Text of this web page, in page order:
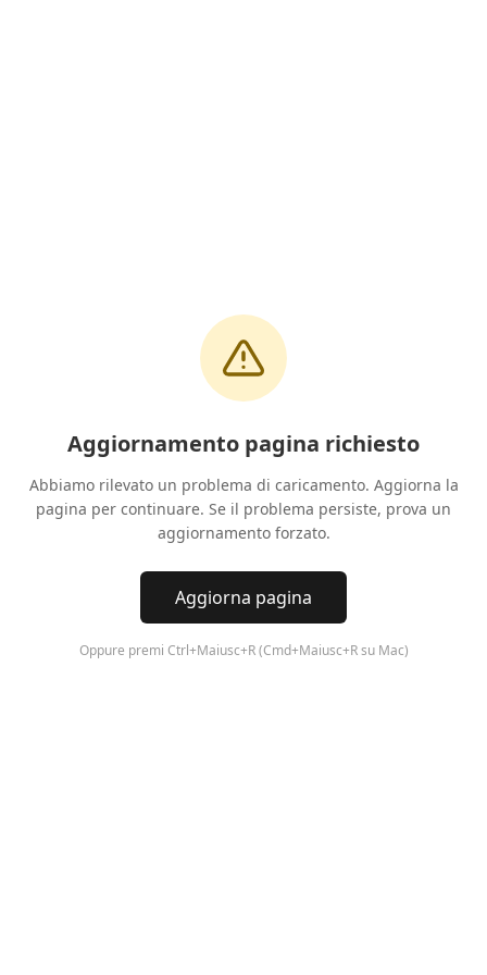
Aggiornamento pagina richiesto
Abbiamo rilevato un problema di caricamento. Aggiorna la
pagina per continuare. Se il problema persiste, prova un
aggiornamento forzato.
Aggiorna pagina
Oppure premi Ctrl+Maiusc+R (Cmd+Maiusc+R su Mac)